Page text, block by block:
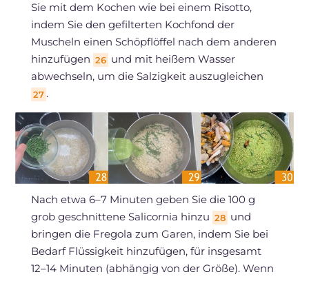
Sie mit dem Kochen wie bei einem Risotto,
indem Sie den gefilterten Kochfond der
Muscheln einen Schöpflöffel nach dem anderen
hinzufügen 26 und mit heißem Wasser
abwechseln, um die Salzigkeit auszugleichen
27 .
Nach etwa 6–7 Minuten geben Sie die 100 g
grob geschnittene Salicornia hinzu 28 und
bringen die Fregola zum Garen, indem Sie bei
Bedarf Flüssigkeit hinzufügen, für insgesamt
12–14 Minuten (abhängig von der Größe). Wenn